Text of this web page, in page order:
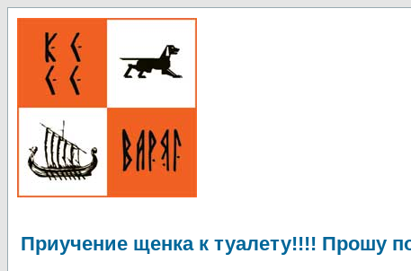
Приучение щенка к туалету!!!! Прошу